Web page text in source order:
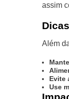
assim
Além
Evite
Use